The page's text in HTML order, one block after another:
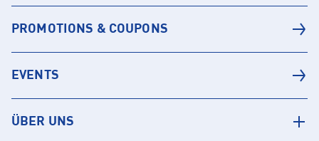
PROMOTIONS & COUPONS
EVENTS
ÜBER UNS